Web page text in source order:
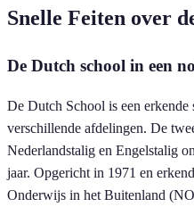
Snelle Feiten over
De Dutch school in een
De Dutch School is een
verschillende afdelingen. De
Nederlandstalig en Engelstalig
jaar. Opgericht in 1971 en
Onderwijs in het Buitenland